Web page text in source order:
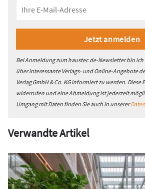
Bei Anmeldung zum haustec.de-Newsletter bin
über interessante Verlags- und Online-Angebote
Verlag GmbH & Co. KG informiert zu werden.
widerrufen und eine Abmeldung ist jederzeit
Umgang mit Daten finden Sie auch in unserer
Verwandte Artikel